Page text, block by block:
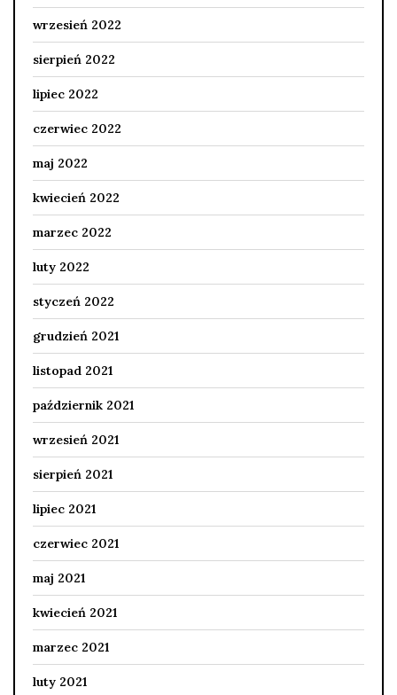
wrzesień 2022
sierpień 2022
lipiec 2022
czerwiec 2022
maj 2022
kwiecień 2022
marzec 2022
luty 2022
styczeń 2022
grudzień 2021
listopad 2021
październik 2021
wrzesień 2021
sierpień 2021
lipiec 2021
czerwiec 2021
maj 2021
kwiecień 2021
marzec 2021
luty 2021